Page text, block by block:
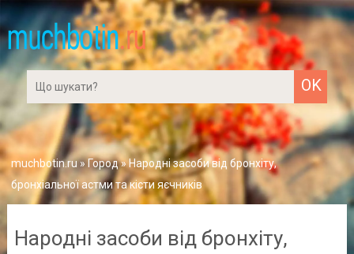
muchbotin.ru»Город» Народні засоби від бронхіту,
бронхіальної астми та кісти яєчників
Народні засоби від бронхіту,